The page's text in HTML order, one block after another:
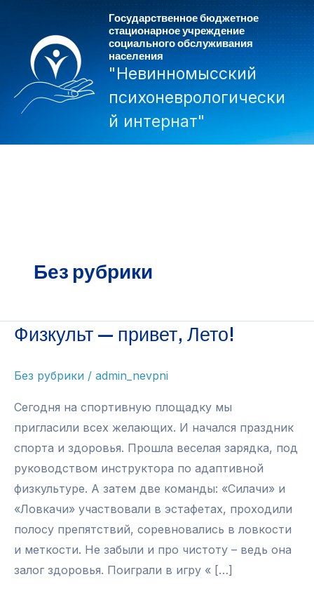
содержимому
Государственное бюджетное
стационарное учреждение
социального обслуживания
населения
"Невинномысский
психоневрологически
й интернат"
Без рубрики
Физкульт — привет, Лето!
Без рубрики / admin_nevpni
Сегодня на спортивную площадку мы
пригласили всех желающих. И начался праздник
спорта и здоровья. Прошла веселая зарядка, под
руководством инструктора по адаптивной
физкультуре. А затем две команды: «Силачи» и
«Ловкачи» участвовали в эстафетах, проходили
полосу препятствий, соревновались в ловкости
и меткости. Не забыли и про чистоту – ведь она
залог здоровья. Поиграли в игру « […]